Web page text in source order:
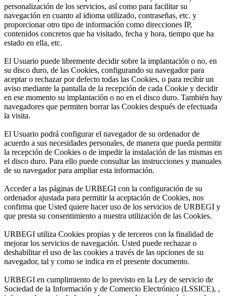
personalización de los servicios, así como para facilitar su
navegación en cuanto al idioma utilizado, contraseñas, etc. y
proporcionar otro tipo de información como direcciones IP,
contenidos concretos que ha visitado, fecha y hora, tiempo que ha
estado en ella, etc.
El Usuario puede libremente decidir sobre la implantación o no, en
su disco duro, de las Cookies, configurando su navegador para
aceptar o rechazar por defecto todas las Cookies, o para recibir un
aviso mediante la pantalla de la recepción de cada Cookie y decidir
en ese momento su implantación o no en el disco duro. También hay
navegadores que permiten borrar las Cookies después de efectuada
la visita.
El Usuario podrá configurar el navegador de su ordenador de
acuerdo a sus necesidades personales, de manera que pueda permitir
la recepción de Cookies o de impedir la instalación de las mismas en
el disco duro. Para ello puede consultar las instrucciones y manuales
de su navegador para ampliar esta información.
Acceder a las páginas de URBEGI con la configuración de su
ordenador ajustada para permitir la aceptación de Cookies, nos
confirma que Usted quiere hacer uso de los servicios de URBEGI y
que presta su consentimiento a nuestra utilización de las Cookies.
URBEGI utiliza Cookies propias y de terceros con la finalidad de
mejorar los servicios de navegación. Usted puede rechazar o
deshabilitar el uso de las cookies a través de las opciones de su
navegador, tal y como se indica en el presente documento.
URBEGI en cumplimiento de lo previsto en la Ley de servicio de
Sociedad de la Información y de Comercio Electrónico (LSSICE), ,